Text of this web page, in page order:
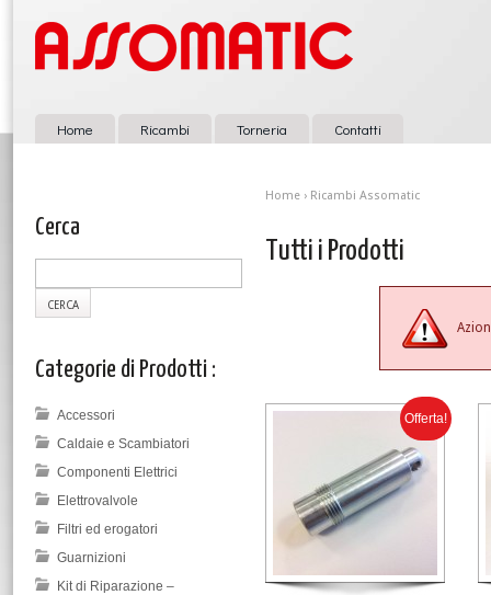
Home Ricambi Torneria Contatti
Home › Ricambi Assomatic
Tutti i Prodotti
Offerta!
Cerca
Categorie di Prodotti :
Accessori
Caldaie e Scambiatori
Componenti Elettrici
Elettrovalvole
Filtri ed erogatori
Guarnizioni
Kit di Riparazione –